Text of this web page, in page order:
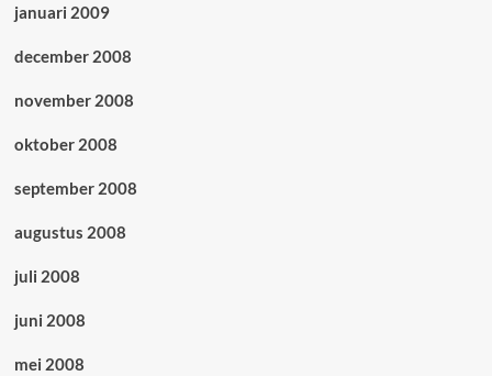
januari 2009
december 2008
november 2008
oktober 2008
september 2008
augustus 2008
juli 2008
juni 2008
mei 2008